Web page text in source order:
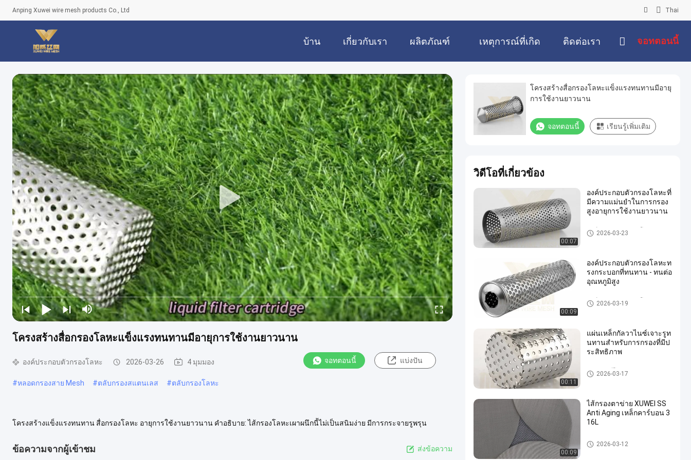
Anping Xuwei wire mesh products Co., Ltd Thai
บ้าน เกี่ยวกับเรา ผลิตภัณฑ์ เหตุการณ์ที่เกิด
ขึ้น
ติดต่อเรา จอทตอนนี้
โครงสร้างสื่อกรองโลหะแข็งแรงทนทานมีอายุการใช้งานยาวนาน
องค์ประกอบตัวกรองโลหะ 2026-03-26 4 มุมมอง จอทตอนนี้ แบ่งปัน
#หลอดกรองสาย Mesh #ตลับกรองสแตนเลส #ตลับกรองโลหะ
โครงสร้างแข็งแรงทนทาน สื่อกรองโลหะ อายุการใช้งานยาวนาน คำอธิบาย: ไส้กรองโลหะเผาผนึกนี้ไม่เป็นสนิมง่าย มีการกระจายรูพรุน
ข้อความจากผู้เข้าชม ส่งข้อความ
โครงสร้างสื่อกรองโลหะแข็งแรงทนทานมีอายุ
การใช้งานยาวนาน
จอทตอนนี้ เรียนรู้เพิ่มเติม
วิดีโอที่เกี่ยวข้อง
00:07
องค์ประกอบตัวกรองโลหะที่
มีความแม่นยำในการกรอง
สูงอายุการใช้งานยาวนาน
องค์ประกอบตัวกรองโลหะ
2026-03-23
00:09
องค์ประกอบตัวกรองโลหะท
รงกระบอกที่ทนทาน - ทนต่อ
อุณหภูมิสูง
องค์ประกอบตัวกรองโลหะ
2026-03-19
00:11
แผ่นเหล็กกัลวาไนซ์เจาะรูท
นทานสำหรับการกรองที่มีป
ระสิทธิภาพ
ผลิตภัณฑ์โลหะ perforated
2026-03-17
00:09
ไส้กรองตาข่าย XUWEI SS
Anti Aging เหล็กคาร์บอน 3
16L
ตัวกรองตาข่าย SS
2026-03-12